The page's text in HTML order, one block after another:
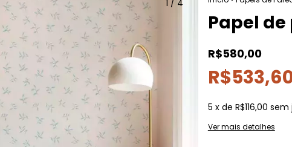
1 / 4
Papel
R$580,00
5 x de R$116,00 sem
Ver mais detalhes